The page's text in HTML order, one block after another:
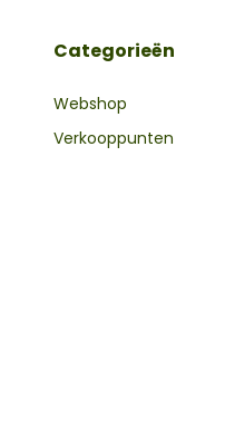
Categorieën
Webshop
Verkooppunten